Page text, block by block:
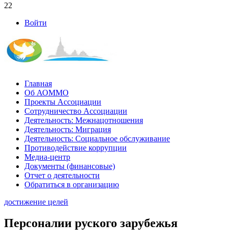
22
Войти
Главная
Об АОММО
Проекты Ассоциации
Сотрудничество Ассоциации
Деятельность: Межнацотношения
Деятельность: Миграция
Деятельность: Социальное обслуживание
Противодействие коррупции
Медиа-центр
Документы (финансовые)
Отчет о деятельности
Обратиться в организацию
достижение целей
Персоналии руского зарубежья